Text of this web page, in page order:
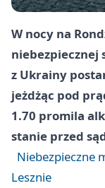
W nocy na
niebezpiecznej
z Ukrainy
jeżdżąc pod
1.70 promila
stanie przed
Niebezpieczne
Lesznie